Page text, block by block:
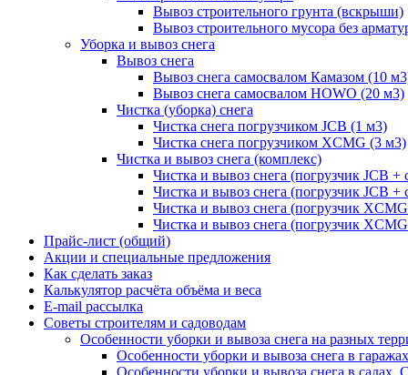
Вывоз строительного грунта (вскрыши)
Вывоз строительного мусора без
Уборка и вывоз снега
Вывоз снега
Вывоз снега самосвалом Камазом (10
Вывоз снега самосвалом HOWO (20 м3)
Чистка (уборка) снега
Чистка снега погрузчиком JCB (1 м3)
Чистка снега погрузчиком XCMG (3 м3)
Чистка и вывоз снега (комплекс)
Чистка и вывоз снега (погрузчик JCB +
Чистка и вывоз снега (погрузчик JCB +
Чистка и вывоз снега (погрузчик
Чистка и вывоз снега (погрузчик
Прайс-лист (общий)
Акции и специальные предложения
Как сделать заказ
Калькулятор расчёта объёма и веса
E-mail рассылка
Советы строителям и садоводам
Особенности уборки и вывоза снега на разных
Особенности уборки и вывоза снега в
Особенности уборки и вывоза снега в садах,